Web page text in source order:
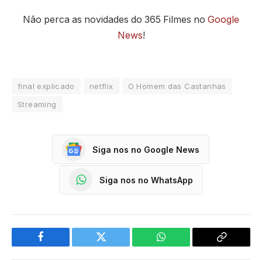
Não perca as novidades do 365 Filmes no Google
News!
final explicado netflix
O Homem das Castanhas
Streaming
Siga nos no Google News
Siga nos no WhatsApp
Facebook Twitter WhatsApp
Copy